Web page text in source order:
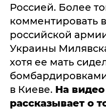
Россией. Более
комментировать
российской
Украины
хотя ее мать
в Киеве. На
рассказывает о